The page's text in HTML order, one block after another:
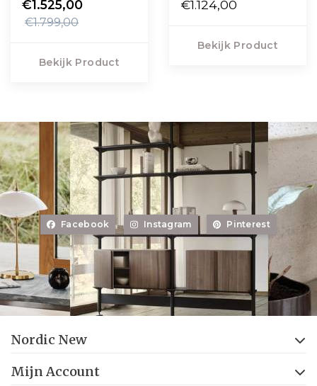
€1.525,00
€1.799,00
Bekijk Product
€1.124,00
Bekijk Product
Facebook Instagram Pinterest
Nordic New
Mijn Account